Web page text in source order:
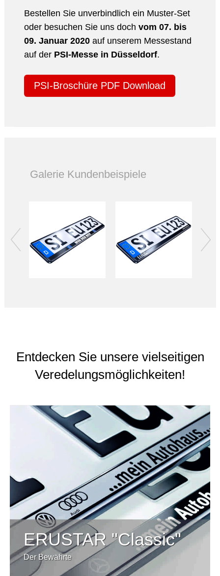
Bestellen Sie unverbindlich ein Muster-Set
oder besuchen Sie uns doch vom 07. bis
09. Januar 2020auf unserem Messestand
auf der PSI-Messe in Düsseldorf.
PSI-Broschüre PDF Download
Galerie Kundenbeispiele
Entdecken Sie unsere vielseitigen
Veredelungsmöglichkeiten!
ERUSTAR "Classic"
Der Bewährte